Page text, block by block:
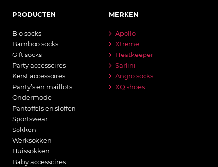
PRODUCTEN
Bio socks
Bamboo socks
Gift socks
Party accessoires
Kerst accessoires
Panty’s en maillots
Ondermode
Pantoffels en sloffen
Sportswear
Sokken
Werksokken
Huissokken
Baby accessoires
MERKEN
Apollo
Xtreme
Heatkeeper
Sarlini
Angro socks
XQ shoes